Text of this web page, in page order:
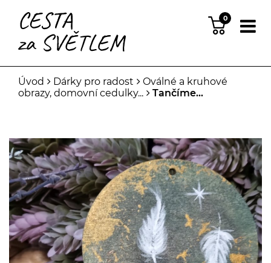
0
Úvod Dárky pro radost
Oválné a kruhové
obrazy, domovní cedulky...
Tančíme...